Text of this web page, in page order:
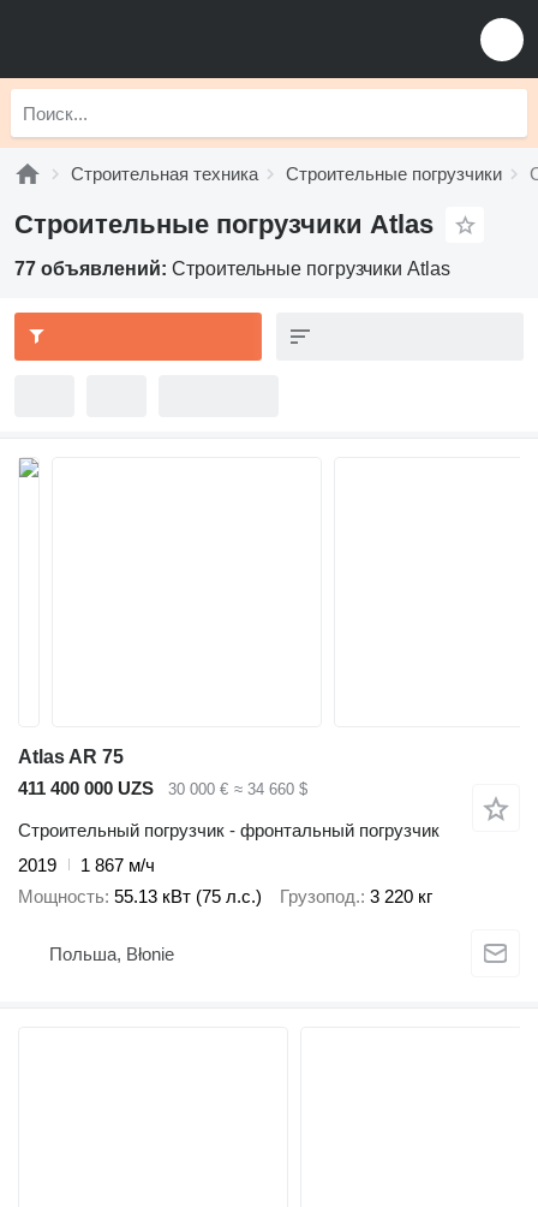
Строительная техника Строительные погрузчики
Строительные погрузчики Atlas
77 объявлений: Строительные погрузчики Atlas
Atlas AR 75
411 400 000 UZS
30 000 € ≈ 34 660 $
Строительный погрузчик - фронтальный погрузчик
2019
1 867 м/ч
Мощность 55.13 кВт (75 л.с.) Грузопод. 3 220 кг
Польша, Błonie